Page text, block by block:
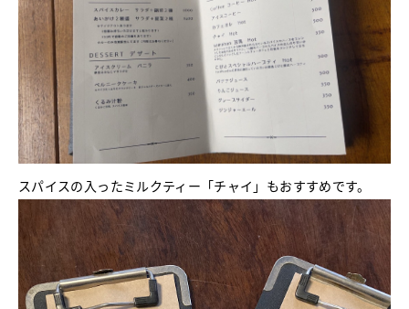
スパイスの入ったミルクティー「チャイ」もおすすめです。